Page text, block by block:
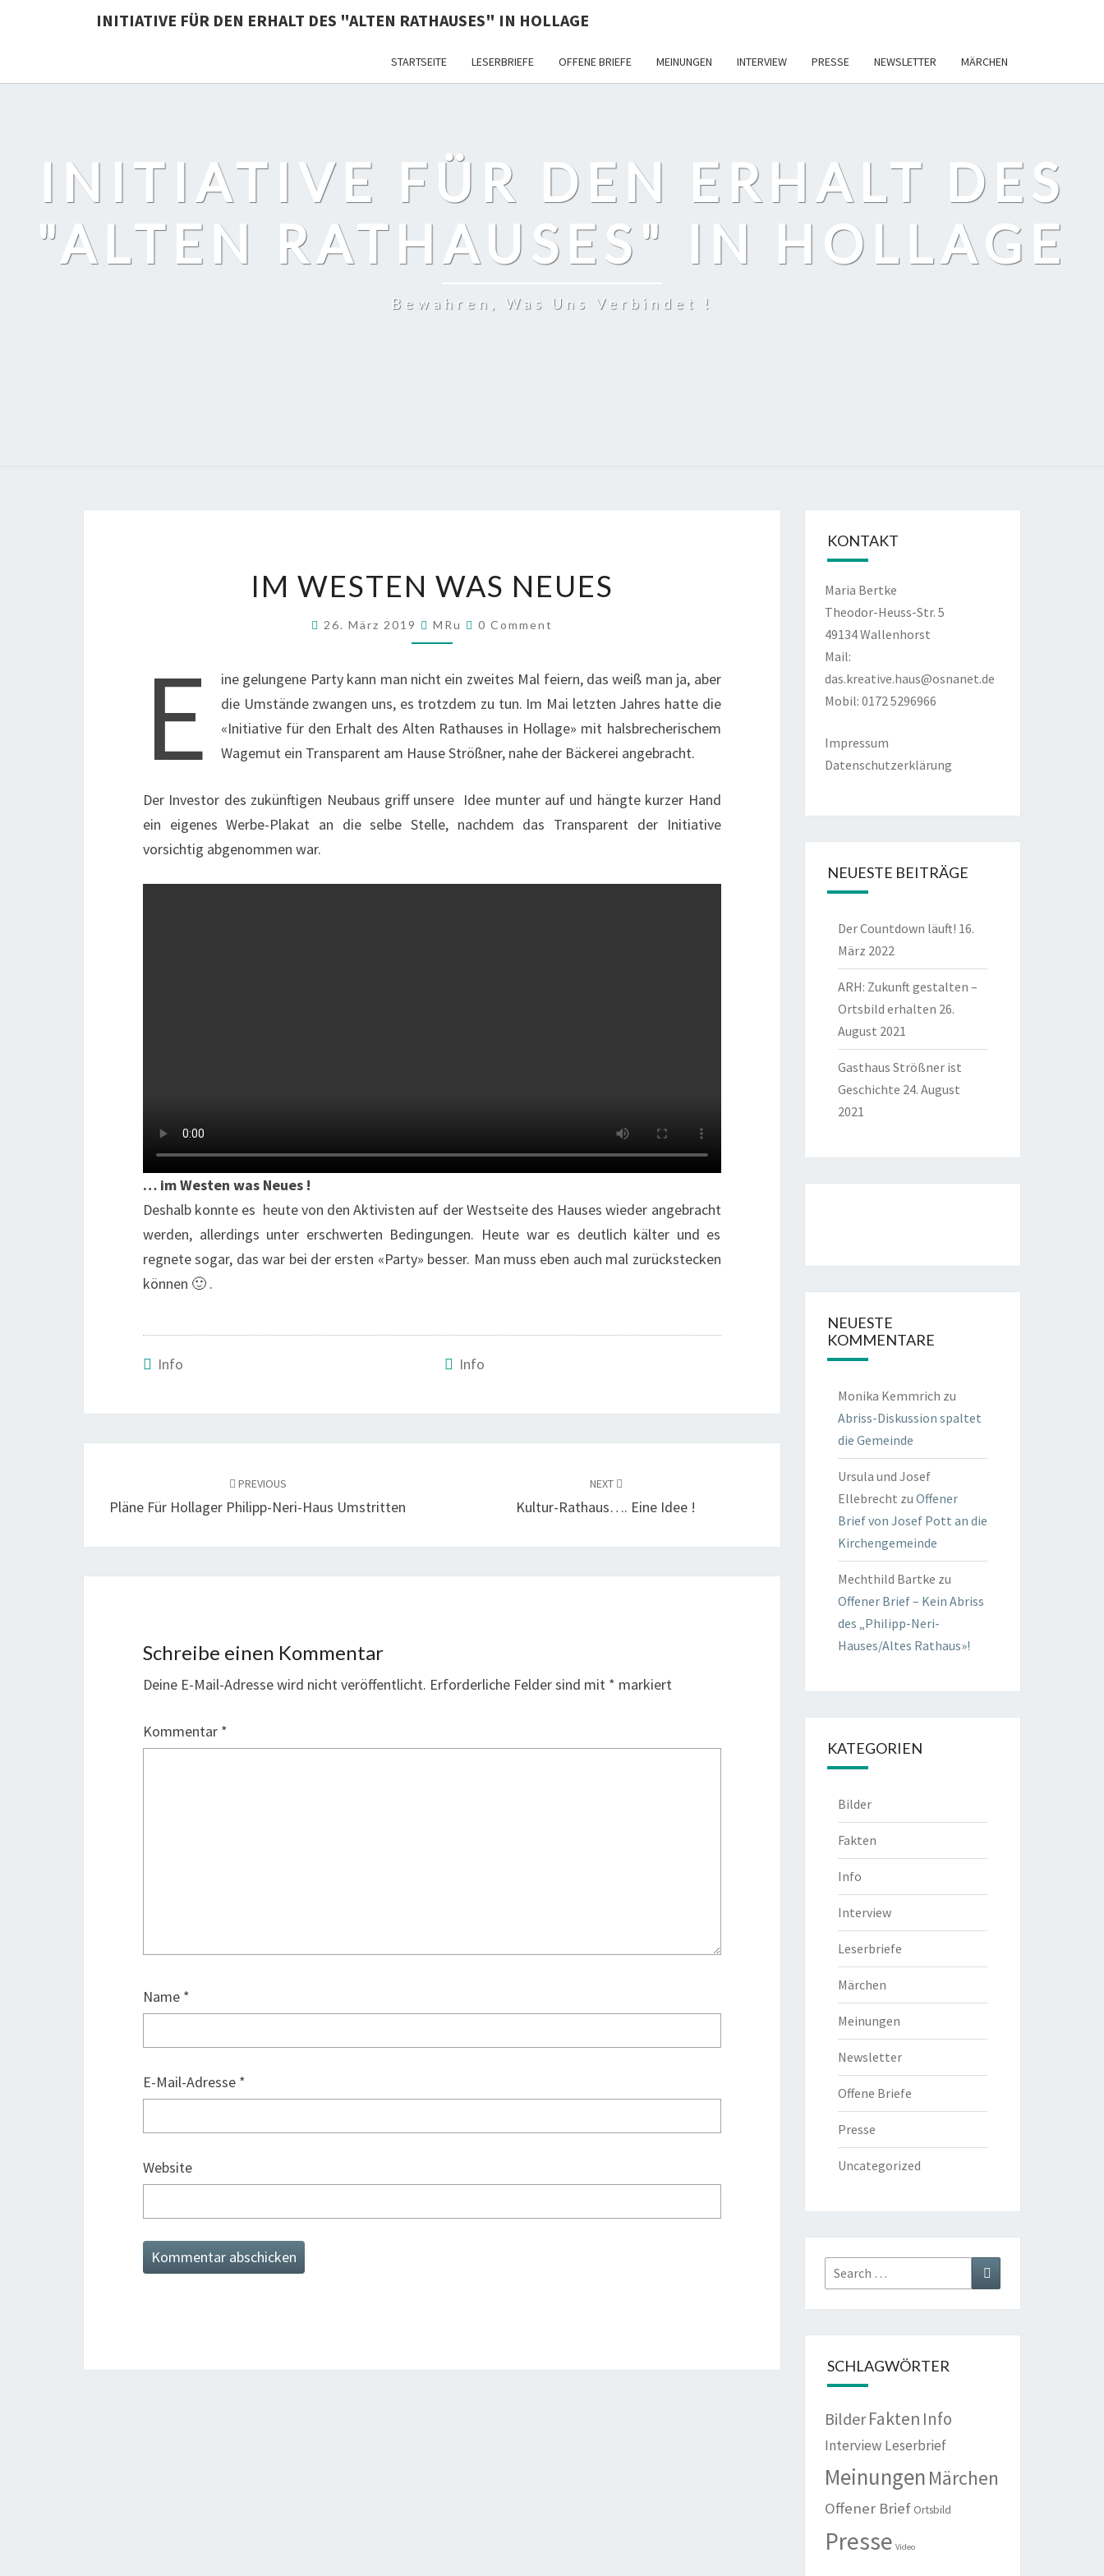
INITIATIVE FÜR DEN ERHALT DES "ALTEN RATHAUSES" IN HOLLAGE
STARTSEITE LESERBRIEFE OFFENE BRIEFE MEINUNGEN INTERVIEW PRESSE NEWSLETTER MÄRCHEN
INITIATIVE FÜR DEN ERHALT DES
"ALTEN RATHAUSES" IN HOLLAGE
Bewahren, Was Uns Verbindet !
WESTEN
IM WESTEN WAS NEUES
26. März 2019 MRu Comments
0 Comment
E
ine gelungene Party kann man nicht ein zweites Mal feiern, das weiß man ja, aber
die Umstände zwangen uns, es trotzdem zu tun. Im Mai letzten Jahres hatte die
«Initiative für den Erhalt des Alten Rathauses in Hollage» mit halsbrecherischem
Wagemut ein Transparent am Hause Strößner, nahe der Bäckerei angebracht.
Der Investor des zukünftigen Neubaus griff unsere Idee munter auf und hängte kurzer Hand
ein eigenes Werbe-Plakat an die selbe Stelle, nachdem das Transparent der Initiative
vorsichtig abgenommen war.
… im Westen was Neues !
Deshalb konnte es heute von den Aktivisten auf der Westseite des Hauses wieder angebracht
werden, allerdings unter erschwerten Bedingungen. Heute war es deutlich kälter und es
regnete sogar, das war bei der ersten «Party» besser. Man muss eben auch mal zurückstecken
können 🙂 .
Info Info
PREVIOUS
Pläne Für Hollager Philipp-Neri-Haus Umstritten
NEXT
Kultur-Rathaus…. Eine Idee !
Schreibe einen Kommentar
Deine E-Mail-Adresse wird nicht veröffentlicht. Erforderliche Felder sind mit * markiert
Kommentar *
Name *
E-Mail-Adresse *
Website
KONTAKT
Maria Bertke
Theodor-Heuss-Str. 5
49134 Wallenhorst
Mail:
das.kreative.haus@osnanet.de
Mobil: 0172 5296966
Impressum
Datenschutzerklärung
NEUESTE BEITRÄGE
Der Countdown läuft! 16.
März 2022
ARH: Zukunft gestalten –
Ortsbild erhalten 26.
August 2021
Gasthaus Strößner ist
Geschichte 24. August
2021
NEUESTE
KOMMENTARE
Monika Kemmrich zu
Abriss-Diskussion spaltet
die Gemeinde
Ursula und Josef
Ellebrecht zu Offener
Brief von Josef Pott an die
Kirchengemeinde
Mechthild Bartke zu
Offener Brief – Kein Abriss
des „Philipp-Neri-
Hauses/Altes Rathaus»!
KATEGORIEN
Bilder
Fakten
Info
Interview
Leserbriefe
Märchen
Meinungen
Newsletter
Offene Briefe
Presse
Uncategorized
Search
for:
Search
SCHLAGWÖRTER
Bilder Fakten Info
Interview Leserbrief
MeinungenMärchen
Offener Brief Ortsbild
Presse Video